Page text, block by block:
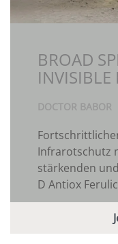
BROAD
INVISIBLE
DOCTOR BABOR
Infrarotschutz
stärkenden
D Antiox